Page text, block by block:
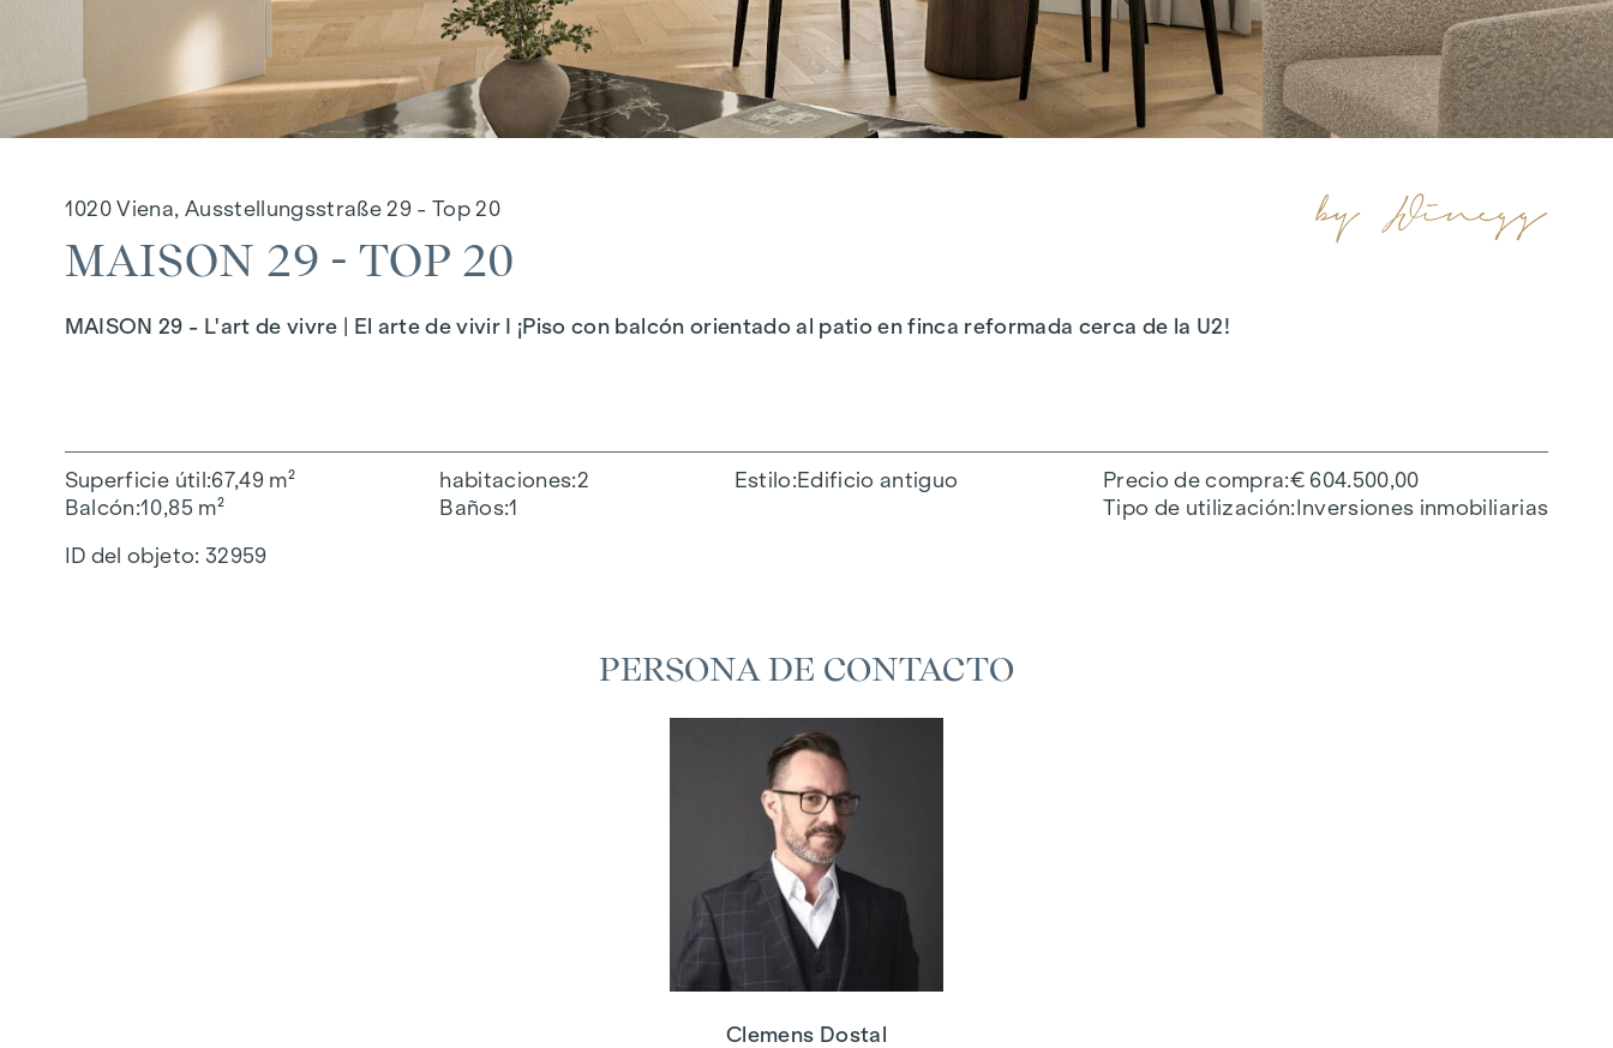
1020 Viena, Ausstellungsstraße 29 - Top 20
MAISON 29 - TOP 20
MAISON 29 - L'art de vivre | El arte de vivir I ¡Piso con balcón orientado al patio en finca reformada cerca de la U2!
Superficie útil 67,49 m²
Balcón 10,85 m²
habitaciones 2
Baños 1
Estilo Edificio antiguo Precio de compra € 604.500,00
Tipo de utilización Inversiones inmobiliarias
ID del objeto: 32959
PERSONA DE CONTACTO
Clemens Dostal